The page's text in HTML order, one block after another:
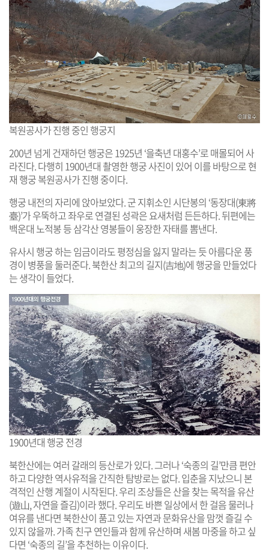
복원공사가 진행 중인 행궁지
200년 넘게 건재하던 행궁은 1925년 ‘을축년 대홍수’로 매몰되어 사
라진다. 다행히 1900년대 촬영한 행궁 사진이 있어 이를 바탕으로 현
재 행궁 복원공사가 진행 중이다.
행궁 내전의 자리에 앉아보았다. 군 지휘소인 시단봉의 ‘동장대(東將
臺)’가 우뚝하고 좌우로 연결된 성곽은 요새처럼 든든하다. 뒤편에는
백운대 노적봉 등 삼각산 영봉들이 웅장한 자태를 뽐낸다.
유사시 행궁 하는 임금이라도 평정심을 잃지 말라는 듯 아름다운 풍
경이 병풍을 둘러준다. 북한산 최고의 길지(吉地)에 행궁을 만들었다
는 생각이 들었다.
1900년대 행궁 전경
북한산에는 여러 갈래의 등산로가 있다. 그러나 ‘숙종의 길’만큼 편안
하고 다양한 역사유적을 간직한 탐방로는 없다. 입춘을 지났으니 본
격적인 산행 계절이 시작된다. 우리 조상들은 산을 찾는 목적을 유산
(遊山, 자연을 즐김)이라 했다. 우리도 바쁜 일상에서 한 걸음 물러나
여유를 낸다면 북한산이 품고 있는 자연과 문화유산을 맘껏 즐길 수
있지 않을까. 가족 친구 연인들과 함께 유산하며 새봄 마중을 하고 싶
다면 ‘숙종의 길’을 추천하는 이유이다.